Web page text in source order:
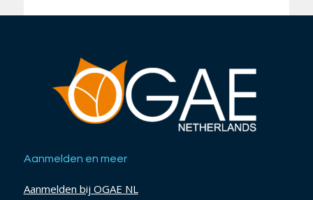
Aanmelden en meer
Aanmelden bij OGAE NL